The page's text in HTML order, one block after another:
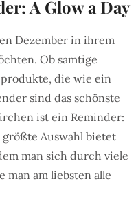
A Glow a Day
Dezember in ihrem
Ob samtige
die wie ein
sind das schönste
ist ein Reminder:
Auswahl bietet
man sich durch viele
man am liebsten alle